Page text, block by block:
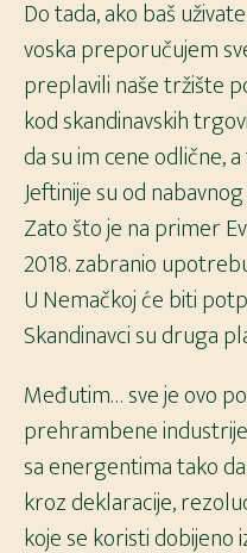
Do tada, ako baš
voska preporučujem
preplavili naše tržište
kod skandinavskih
da su im cene odlične,
Jeftinije su od
Zato što je na primer
2018. zabranio
U Nemačkoj će biti
Skandinavci su druga
Međutim… sve je ovo
prehrambene
sa energentima tako
kroz deklaracije,
koje se koristi dobijeno